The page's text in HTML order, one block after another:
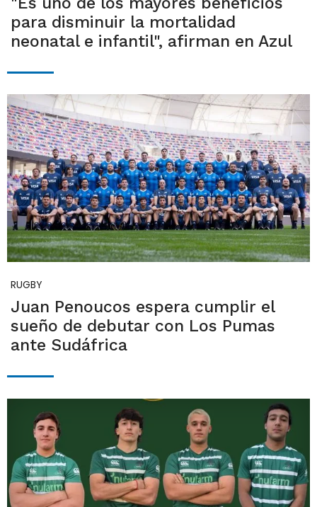
para disminuir la mortalidad
neonatal e infantil", afirman en Azul
RUGBY
Juan Penoucos espera cumplir el
sueño de debutar con Los Pumas
ante Sudáfrica